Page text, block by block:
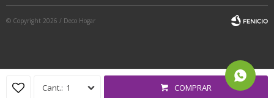
1 COMPRAR
© Copyright 2026 / Deco Hogar